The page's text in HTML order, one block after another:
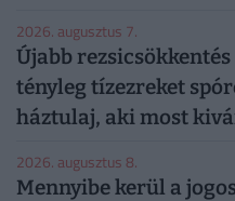
2026. augusztus 7.
Újabb
tényleg tízezreket
háztulaj, aki most
2026. augusztus 8.
Mennyibe kerül a